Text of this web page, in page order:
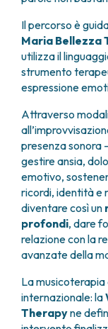
MIELOMI
NEOPLASIE
NEOPLASIE
SARCOMI E
FISICA
MEDICINA
RADIOTERAPIA
CONSULENZE
CARDIOLOGIA
DIETETICA E
GENETICA
PSICOLOGIA
TERAPIA DEL
ALTRE
RICERCA
RICERCA
UNITÀ CLINICA
CLINICAL
Il percorso è
Maria Bellezza
utilizza il
strumento
espressione
Attraverso
presenza sonora
gestire ansia,
emotivo,
ricordi, identità e
diventare così un
profondi, dare
relazione con la
avanzate della
La musicoterapia
internazionale: la
Therapyne